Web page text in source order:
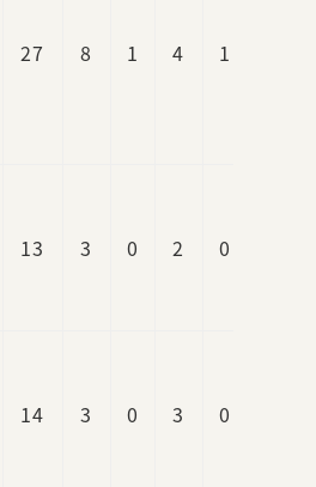
27 8 1 4 1
13 3 0 2 0
14 3 0 3 0